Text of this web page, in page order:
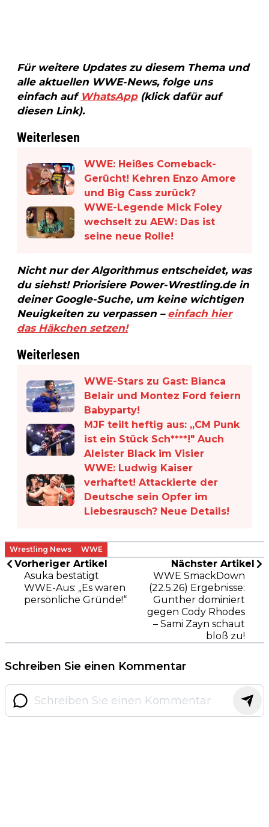
Für weitere Updates zu diesem Thema und
alle aktuellen WWE-News, folge uns
einfach auf WhatsApp(klick dafür auf
diesen Link).
Weiterlesen
WWE: Heißes Comeback-
Gerücht! Kehren Enzo Amore
und Big Cass zurück?
WWE-Legende Mick Foley
wechselt zu AEW: Das ist
seine neue Rolle!
Nicht nur der Algorithmus entscheidet, was
du siehst! Priorisiere Power-Wrestling.de in
deiner Google-Suche, um keine wichtigen
Neuigkeiten zu verpassen – einfach hier
das Häkchen setzen!
Weiterlesen
WWE-Stars zu Gast: Bianca
Belair und Montez Ford feiern
Babyparty!
MJF teilt heftig aus: „CM Punk
ist ein Stück Sch****!" Auch
Aleister Black im Visier
WWE: Ludwig Kaiser
verhaftet! Attackierte der
Deutsche sein Opfer im
Liebesrausch? Neue Details!
Wrestling News WWE
Vorheriger Artikel
Asuka bestätigt
WWE-Aus: „Es waren
persönliche Gründe!“
Nächster Artikel
WWE SmackDown
(22.5.26) Ergebnisse:
Gunther dominiert
gegen Cody Rhodes
– Sami Zayn schaut
bloß zu!
Schreiben Sie einen Kommentar